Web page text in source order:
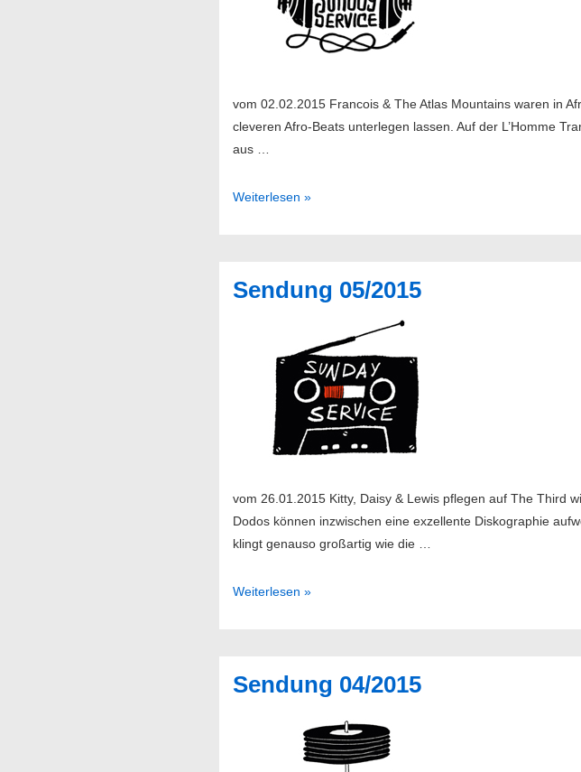
vom 02.02.2015 Francois & The Atlas Mountains waren in
cleveren Afro-Beats unterlegen lassen. Auf der L’Homme
aus …
Sendung
Weiterlesen »
Sendung 05/2015
vom 26.01.2015 Kitty, Daisy & Lewis pflegen auf The Third
Dodos können inzwischen eine exzellente Diskographie
klingt genauso großartig wie die …
Sendung
Weiterlesen »
Sendung 04/2015